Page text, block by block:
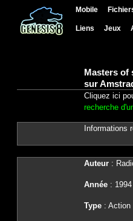
Mobile
Liens Jeux
Masters of
sur
Cliquez ici
recherche
Informations
Auteur:
Année: 1994
Type: Action